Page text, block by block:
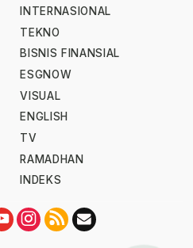
INTERNASIONAL
TEKNO
BISNIS FINANSIAL
ESGNOW
VISUAL
ENGLISH
TV
RAMADHAN
INDEKS